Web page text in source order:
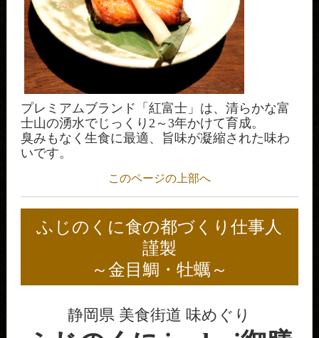
プレミアムブランド「紅富士」は、清らかな富
士山の湧水でじっくり2～3年かけて育成。
臭みもなく生食に最適、旨味が凝縮された味わ
いです。
このページの上部へ
ふじのくに食の都づくり仕事人
謹製
～金目鯛・牡蠣～
静岡県 美食街道 味めぐり